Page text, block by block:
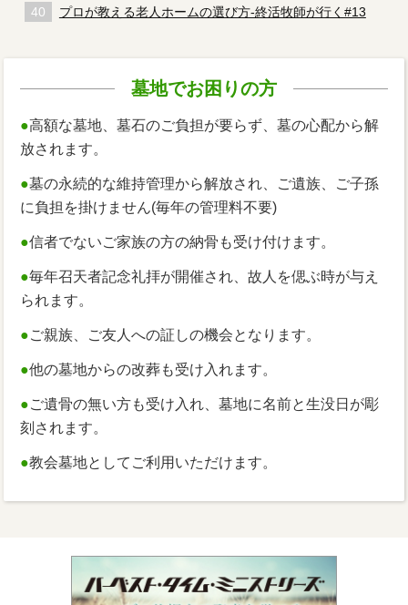
プロが教える老人ホームの選び方-終活牧師が行く#13
墓地でお困りの方
●高額な墓地、墓石のご負担が要らず、墓の心配から解
放されます。
●墓の永続的な維持管理から解放され、ご遺族、ご子孫
に負担を掛けません(毎年の管理料不要)
●信者でないご家族の方の納骨も受け付けます。
●毎年召天者記念礼拝が開催され、故人を偲ぶ時が与え
られます。
●ご親族、ご友人への証しの機会となります。
●他の墓地からの改葬も受け入れます。
●ご遺骨の無い方も受け入れ、墓地に名前と生没日が彫
刻されます。
●教会墓地としてご利用いただけます。